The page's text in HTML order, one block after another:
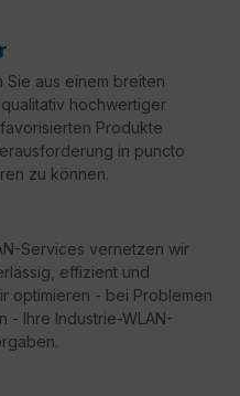
Sie aus einem breiten
hochwertiger
Produkte
in puncto
zu können.
Services vernetzen wir
effizient und
optimieren - bei Problemen
- Ihre Industrie-WLAN-